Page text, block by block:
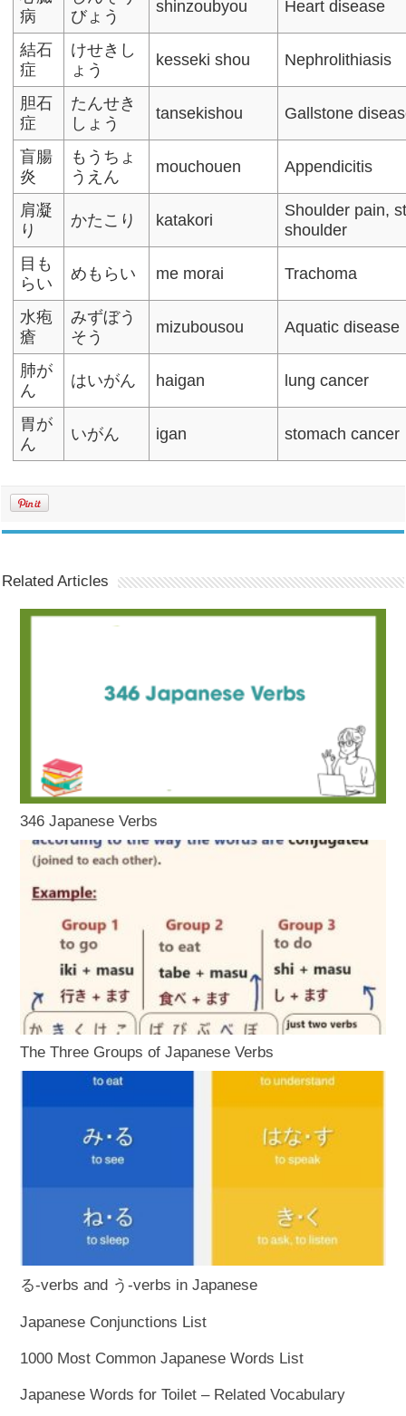
病
びょう
shinzoubyou Heart disease
結石
症
けせきし
ょう
kesseki shou Nephrolithiasis
胆石
症
たんせき
しょう
tansekishou Gallstone
盲腸
炎
もうちょ
うえん
mouchouen Appendicitis
肩凝
り
かたこり katakori
Shoulder pain,
shoulder
目も
らい
めもらい me morai Trachoma
水疱
瘡
みずぼう
そう
mizubousou Aquatic disease
肺が
ん
はいがん haigan lung cancer
胃が
ん
いがん igan stomach cancer
Related Articles
346 Japanese Verbs
The Three Groups of Japanese Verbs
る-verbs and う-verbs in Japanese
Japanese Conjunctions List
1000 Most Common Japanese Words List
Japanese Words for Toilet – Related Vocabulary